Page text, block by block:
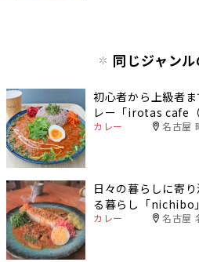
同じジャン
初心者から上級者
レー「irotas cafe（
カレー 名古屋
日々の暮らしに寄
る暮らし「nichibo」
カレー 名古屋